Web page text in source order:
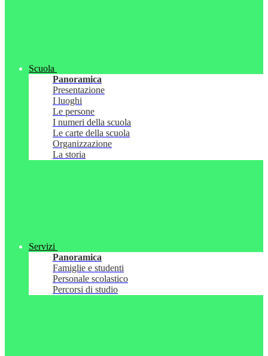
Scuola
Panoramica
Presentazione
I luoghi
Le persone
I numeri della scuola
Le carte della scuola
Organizzazione
La storia
Servizi
Panoramica
Famiglie e studenti
Personale scolastico
Percorsi di studio